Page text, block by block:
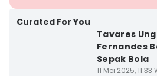
Curated For You
Tavares
Fernandes
Sepak Bola
11 Mei 2025, 11:33